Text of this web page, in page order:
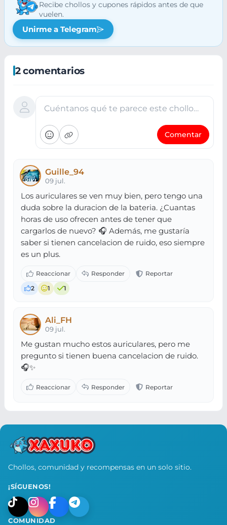
Recibe chollos y cupones rápidos antes de que
vuelen.
Unirme a Telegram
2 comentarios
Cuéntanos qué te parece este chollo…
Comentar
Guille_94
09 jul.
Los auriculares se ven muy bien, pero tengo una
duda sobre la duracion de la bateria. ¿Cuantas
horas de uso ofrecen antes de tener que
cargarlos de nuevo? 🎧 Además, me gustaría
saber si tienen cancelacion de ruido, eso siempre
es un plus.
2 1 1
Ali_FH
09 jul.
Me gustan mucho estos auriculares, pero me
pregunto si tienen buena cancelacion de ruido.
🎧✨
Chollos, comunidad y recompensas en un solo sitio.
¡SÍGUENOS!
COMUNIDAD